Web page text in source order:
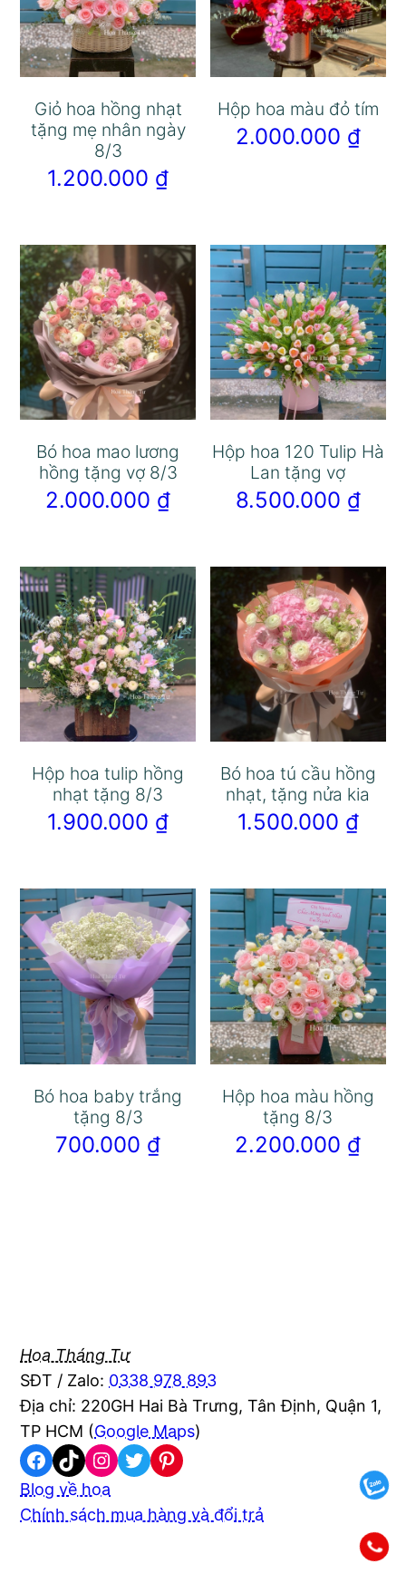
Giỏ hoa hồng nhạt
tặng mẹ nhân ngày
8/3
1.200.000 ₫
Hộp hoa màu đỏ tím
2.000.000 ₫
Bó hoa mao lương
hồng tặng vợ 8/3
2.000.000 ₫
Hộp hoa 120 Tulip Hà
Lan tặng vợ
8.500.000 ₫
Hộp hoa tulip hồng
nhạt tặng 8/3
1.900.000 ₫
Bó hoa tú cầu hồng
nhạt, tặng nửa kia
1.500.000 ₫
Bó hoa baby trắng
tặng 8/3
700.000 ₫
Hộp hoa màu hồng
tặng 8/3
2.200.000 ₫
Hoa Tháng Tư
SĐT / Zalo: 0338 978 893
Địa chỉ: 220GH Hai Bà Trưng, Tân Định, Quận 1,
TP HCM (Google Maps)
Facebook
TikTokInstagram
TwitterPinterest
Blog về hoa
Chính sách mua hàng và đổi trả